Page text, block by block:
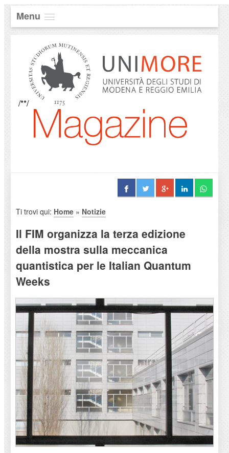
Menu
/**/
Ti trovi qui: Home» Notizie
Il FIM organizza la terza edizione
della mostra sulla meccanica
quantistica per le Italian Quantum
Weeks